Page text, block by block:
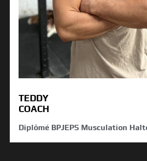
TEDDY
COACH
Diplômé BPJEPS Musculation